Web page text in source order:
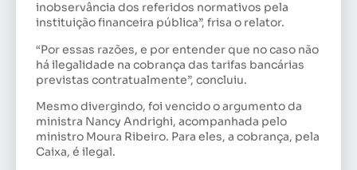
inobservância dos referidos normativos pela
instituição financeira pública”, frisa o relator.
“Por essas razões, e por entender que no caso não
há ilegalidade na cobrança das tarifas bancárias
previstas contratualmente”, concluiu.
Mesmo divergindo, foi vencido o argumento da
ministra Nancy Andrighi, acompanhada pelo
ministro Moura Ribeiro. Para eles, a cobrança, pela
Caixa, é ilegal.